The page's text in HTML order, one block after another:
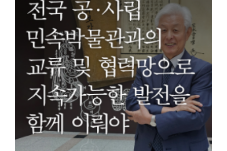
민속이야기
민속 인사이드
원문보기 PDF
박물관 홈페이지